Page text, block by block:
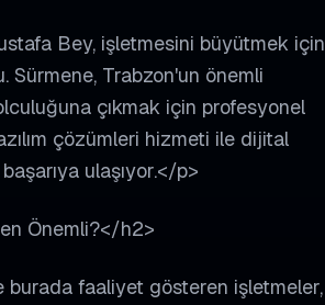
Bey, işletmesini büyütmek için
Sürmene, Trabzon'un önemli
çıkmak için profesyonel
çözümleri hizmeti ile dijital
ulaşıyor.</p>
Önemli?</h2>
burada faaliyet gösteren işletmeler,